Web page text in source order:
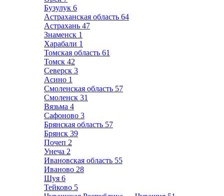
Бузулук 6
Астраханская область 64
Астрахань 47
Знаменск 1
Харабали 1
Томская область 61
Томск 42
Северск 3
Асино 1
Смоленская область 57
Смоленск 31
Вязьма 4
Сафоново 3
Брянская область 57
Брянск 39
Почеп 2
Унеча 2
Ивановская область 55
Иваново 28
Шуя 6
Тейково 5